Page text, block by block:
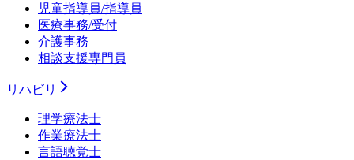
児童指導員/指導員
医療事務/受付
介護事務
相談支援専門員
リハビリ
理学療法士
作業療法士
言語聴覚士